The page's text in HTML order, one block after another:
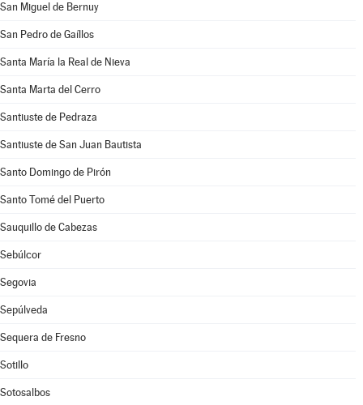
San Miguel de Bernuy
San Pedro de Gaíllos
Santa María la Real de Nieva
Santa Marta del Cerro
Santiuste de Pedraza
Santiuste de San Juan Bautista
Santo Domingo de Pirón
Santo Tomé del Puerto
Sauquillo de Cabezas
Sebúlcor
Segovia
Sepúlveda
Sequera de Fresno
Sotillo
Sotosalbos